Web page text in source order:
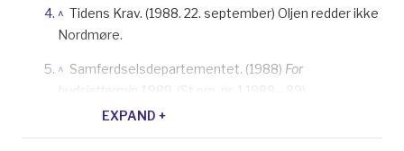
^ Tidens Krav. (1988. 22. september) Oljen redder ikke
Nordmøre.
^ Samferdselsdepartementet. (1988) For
budsjettermin 1989.
(St.prp. nr. 1 1988—89).
Tidens Krav 29. desember 1988 «– Harde tider, men
EXPAND +